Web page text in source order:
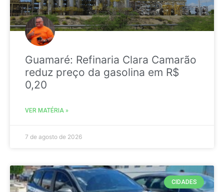
Guamaré: Refinaria Clara Camarão
reduz preço da gasolina em R$
0,20
VER MATÉRIA »
7 de agosto de 2026
CIDADES